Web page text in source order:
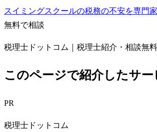
スイミングスクールの税務の不安を専門
無料で相談
税理士ドットコム｜税理士紹介・相談無料
このページで紹介したサー
PR
税理士ドットコム